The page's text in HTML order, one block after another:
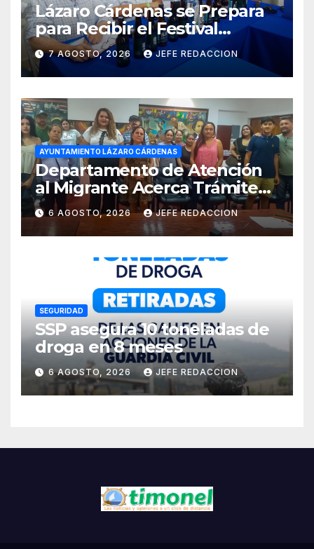
Lázaro Cárdenas se Prepara
para Recibir el Festival
Internacional de la Cerveza
Costa de Michoacán 2026
7 AGOSTO, 2026 JEFE REDACCION
AYUNTAMIENTO LÁZARO CÁRDENAS
Departamento de Atención
al Migrante Acerca Trámite
de Pasaportes
Estadounidenses a
Residentes de Lázaro
Cárdenas
6 AGOSTO, 2026 JEFE REDACCION
SEGURIDAD
SSP asegura 10 toneladas de
droga en 8 meses
6 AGOSTO, 2026 JEFE REDACCION